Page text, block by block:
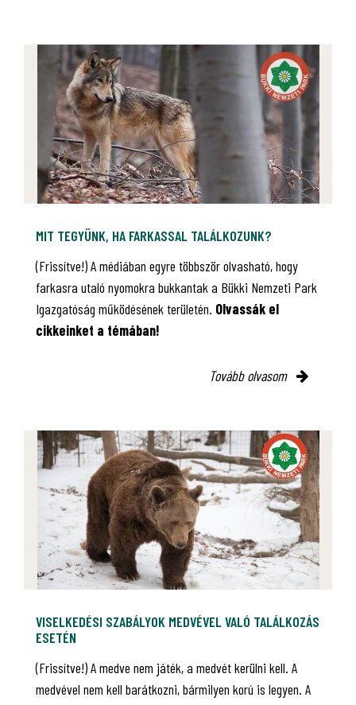
MIT TEGYÜNK, HA FARKASSAL TALÁLKOZUNK?
(Frissítve!) A médiában egyre többször olvasható, hogy
farkasra utaló nyomokra bukkantak a Bükki Nemzeti Park
Igazgatóság működésének területén. Olvassák el
cikkeinket a témában!
Tovább olvasom
VISELKEDÉSI SZABÁLYOK MEDVÉVEL VALÓ TALÁLKOZÁS
ESETÉN
(Frissítve!) A medve nem játék, a medvét kerülni kell. A
medvével nem kell barátkozni, bármilyen korú is legyen. A